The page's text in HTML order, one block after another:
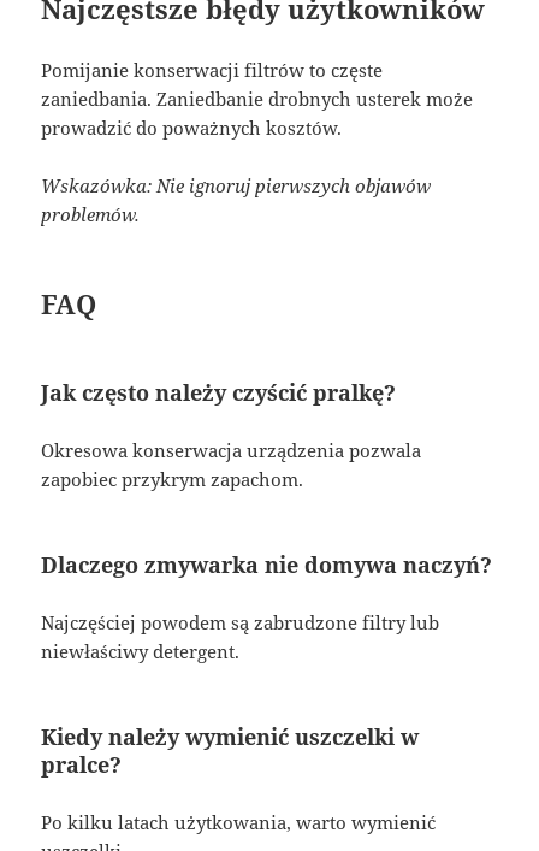
Najczęstsze błędy użytkowników
Pomijanie konserwacji filtrów to częste
zaniedbania. Zaniedbanie drobnych usterek może
prowadzić do poważnych kosztów.
Wskazówka: Nie ignoruj pierwszych objawów
problemów.
FAQ
Jak często należy czyścić pralkę?
Okresowa konserwacja urządzenia pozwala
zapobiec przykrym zapachom.
Dlaczego zmywarka nie domywa naczyń?
Najczęściej powodem są zabrudzone filtry lub
niewłaściwy detergent.
Kiedy należy wymienić uszczelki w
pralce?
Po kilku latach użytkowania, warto wymienić